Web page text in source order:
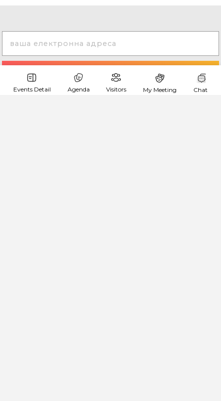
Events Detail Agenda Visitors My Meeting Chat